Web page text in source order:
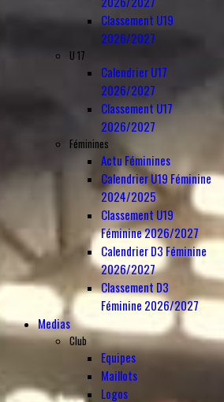
Classement U19
2026/2027
U 17
Calendrier U17
2026/2027
Classement U17
2026/2027
Féminines
Actu Féminines
Calendrier U19 Féminine
2024/2025
Classement U19
Féminine 2026/2027
Calendrier D3 Féminine
2026/2027
Classement D3
Féminine 2026/2027
Medias
Club
Equipes
Maillots
Logos